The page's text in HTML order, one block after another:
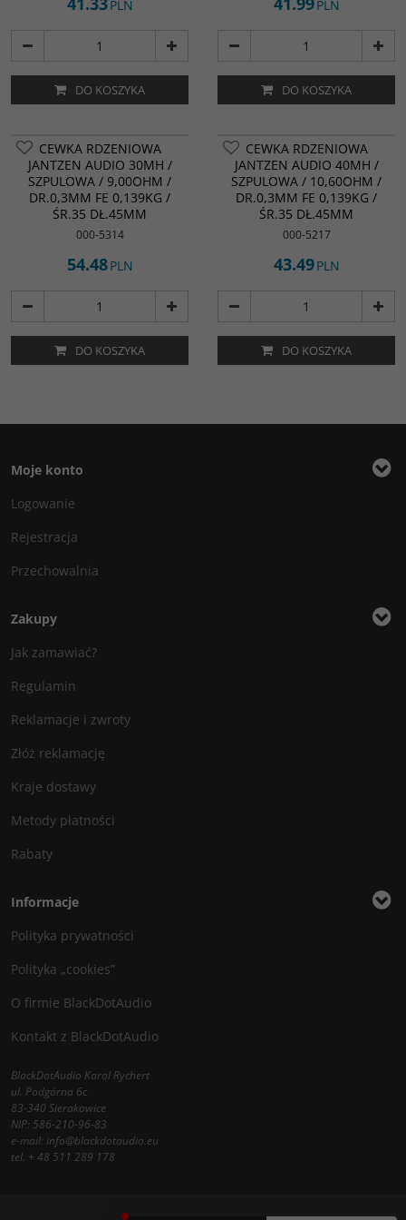
PLN
DO KOSZYKA
PLN
DO KOSZYKA
CEWKA RDZENIOWA
JANTZEN AUDIO 30MH /
SZPULOWA / 9,00OHM /
DR.0,3MM FE 0,139KG /
ŚR.35 DŁ.45MM
000-5314
54.48PLN
DO KOSZYKA
CEWKA RDZENIOWA
JANTZEN AUDIO 40MH /
SZPULOWA / 10,60OHM /
DR.0,3MM FE 0,139KG /
ŚR.35 DŁ.45MM
000-5217
43.49PLN
DO KOSZYKA
Moje konto
Logowanie
Rejestracja
Przechowalnia
Zakupy
Jak zamawiać?
Regulamin
Reklamacje i zwroty
Złóż reklamację
Kraje dostawy
Metody płatności
Rabaty
Informacje
Polityka prywatności
Polityka „cookies”
O firmie BlackDotAudio
Kontakt z BlackDotAudio
BlackDotAudio Karol Rychert
ul. Podgórna 6c
83-340 Sierakowice
NIP: 586-210-96-83
e-mail:info@blackdotaudio.eu
tel. + 48 511 289 178